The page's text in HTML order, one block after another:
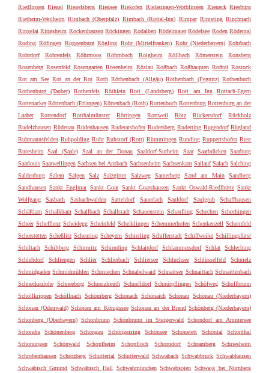
Riedlingen Riegel Riegelsberg Riegsee Riekofen Rielasingen-Worblingen Rieneck Riesbürg
Rietheim-Weilheim Rimbach (Oberpfalz) Rimbach (Rottal-Inn) Rimpar Rimsting Rinchnach
Ringelai Ringsheim Rockenhausen Röckingen Rodalben Rödelmaier Rödelsee Roden Rödental
Roding Röfingen Roggenburg Rögling Rohr (Mittelfranken) Rohr (Niederbayern) Rohrbach
Rohrdorf
Rohrenfels Röhrmoos Röhrnbach Roigheim Röllbach Römerstein
Ronsberg
Rosenberg Rosenfeld Rosengarten Rosenheim Röslau Roßbach Roßhaupten Roßtal Rostock
Rot am See Rot an der Rot Roth Röthenbach (Allgäu) Röthenbach (Pegnitz) Rothenbuch
Rothenburg (Tauber)
Rothenfels Röthlein Rott (Landsberg) Rott am Inn
Rottach-Egern
Rottenacker Röttenbach (Erlangen) Röttenbach (Roth) Rottenbuch Rottenburg Rottenburg an der
Laaber
Rottendorf Rotthalmünster Röttingen Rottweil Rötz Rückersdorf
Rückholz
Rudelzhausen Rüdenau Rüdenhausen Ruderatshofen Rudersberg Ruderting Rugendorf Rügland
Ruhmannsfelden Ruhpolding Ruhr Ruhstorf (Rott) Rümmingen Runding Ruppertshofen Rust
Rutesheim
Saal (Saale) Saal an der Donau Saaldorf-Surheim Saar Saarbrücken
Saarburg
Saarlouis Saarwellingen Sachsen bei Ansbach Sachsenheim Sachsenkam Sailauf Salach Salching
Saldenburg
Salem Salgen Salz Salzgitter Salzweg Samerberg Sand am Main
Sandberg
Sandhausen Sankt Englmar Sankt Goar Sankt Goarshausen Sankt Oswald-Riedlhütte Sankt
Wolfgang
Sasbach Sasbachwalden Satteldorf Sauerlach Sauldorf Saulgrub
Schaffhausen
Schäftlarn Schalkham Schallbach Schallstadt Schauenstein Schaufling Schechen Schechingen
Scheer Schefflenz Scheidegg Scheinfeld Schelklingen Schemmerhofen Schenkenzell Schernfeld
Scherstetten Scheßlitz Scheuring Scheyern Schierling Schifferstadt Schiffweiler Schillingsfürst
Schiltach
Schiltberg Schirmitz Schirnding Schlaitdorf Schlammersdorf Schlat
Schleching
Schlehdorf
Schliengen Schlier Schlierbach Schliersee Schluchsee Schlüsselfeld
Schmelz
Schmidgaden Schmidmühlen Schmiechen Schnabelwaid Schnaitsee Schnaittach Schnaittenbach
Schneckenlohe Schneeberg Schneizlreuth Schnelldorf Schnürpflingen Schöfweg Schollbrunn
Schöllkrippen Schöllnach Schömberg Schonach Schönaich Schönau Schönau (Niederbayern)
Schönau (Odenwald) Schönau am Königssee Schönau an der Brend Schönberg (Niederbayern)
Schönberg (Oberbayern) Schönbrunn Schönbrunn im Steigerwald Schondorf am Ammersee
Schondra
Schönenberg Schongau Schöngeising Schönsee Schonstett Schöntal
Schönthal
Schonungen
Schönwald Schopfheim Schopfloch Schorndorf Schramberg
Schriesheim
Schrobenhausen Schrozberg Schuttertal Schutterwald Schwabach Schwabbruck Schwabhausen
Schwäbisch Gmünd Schwäbisch Hall Schwabmünchen Schwabsoien Schwaig bei Nürnberg